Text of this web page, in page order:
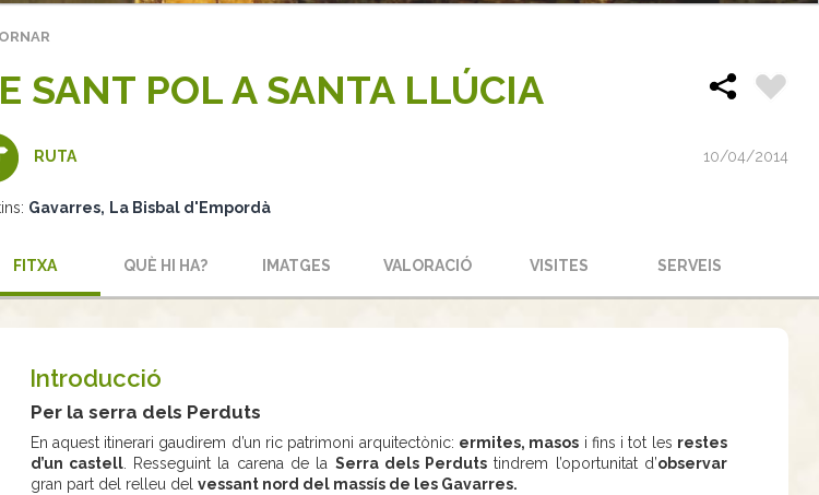
SANT POL A SANTA LLÚCIA
RUTA 10/04/2014
Gavarres La Bisbal d'Empordà
FITXA QUÈ HI HA? IMATGES VALORACIÓ VISITES SERVEIS
Introducció
Per la serra dels Perduts
En aquest itinerari gaudirem d’un ric patrimoni arquitectònic: ermites, masos i fins i tot les restes
d’un castell. Resseguint la carena de la Serra dels Perduts tindrem l’oportunitat d’observar
gran part del relleu del vessant nord del massís de les Gavarres.